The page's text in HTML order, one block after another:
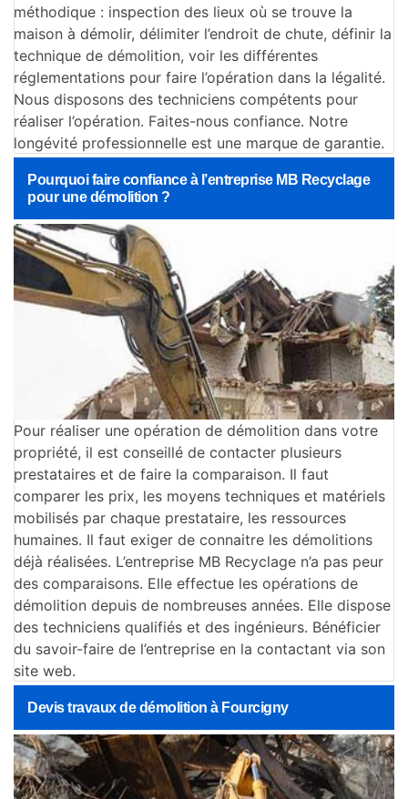
méthodique : inspection des lieux où se trouve la
maison à démolir, délimiter l’endroit de chute, définir la
technique de démolition, voir les différentes
réglementations pour faire l’opération dans la légalité.
Nous disposons des techniciens compétents pour
réaliser l’opération. Faites-nous confiance. Notre
longévité professionnelle est une marque de garantie.
Pourquoi faire confiance à l’entreprise MB Recyclage
pour une démolition ?
Pour réaliser une opération de démolition dans votre
propriété, il est conseillé de contacter plusieurs
prestataires et de faire la comparaison. Il faut
comparer les prix, les moyens techniques et matériels
mobilisés par chaque prestataire, les ressources
humaines. Il faut exiger de connaitre les démolitions
déjà réalisées. L’entreprise MB Recyclage n’a pas peur
des comparaisons. Elle effectue les opérations de
démolition depuis de nombreuses années. Elle dispose
des techniciens qualifiés et des ingénieurs. Bénéficier
du savoir-faire de l’entreprise en la contactant via son
site web.
Devis travaux de démolition à Fourcigny